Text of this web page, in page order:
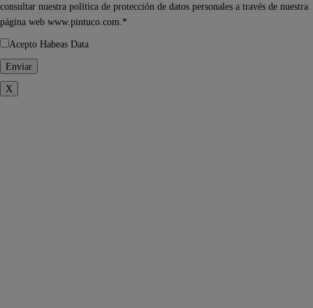
consultar nuestra política de protección de datos personales a través de nuestra
página web www.pintuco.com.*
Acepto Habeas Data
X